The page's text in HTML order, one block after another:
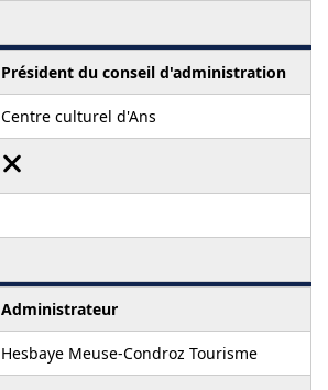
Président du conseil d'administration
Centre culturel d'Ans
Administrateur
Hesbaye Meuse-Condroz Tourisme